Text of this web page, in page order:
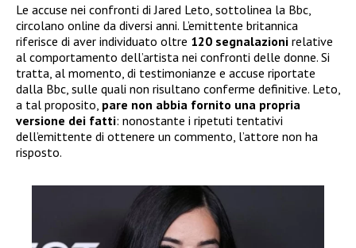
Le accuse nei confronti di Jared Leto, sottolinea la Bbc,
circolano online da diversi anni. L’emittente britannica
riferisce di aver individuato oltre 120 segnalazioni relative
al comportamento dell’artista nei confronti delle donne. Si
tratta, al momento, di testimonianze e accuse riportate
dalla Bbc, sulle quali non risultano conferme definitive. Leto,
a tal proposito, pare non abbia fornito una propria
versione dei fatti: nonostante i ripetuti tentativi
dell’emittente di ottenere un commento, l’attore non ha
risposto.